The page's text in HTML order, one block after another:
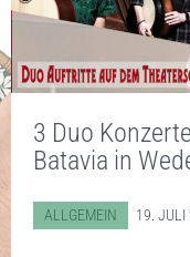
ZUBEHÖR
WORKSHOPS
STANDARD
EBENHOLZ
HOT RODS
TASCHEN
ZUBEHÖR
DVD
CD/DVD
DISKOGRAFIE
VIDEOS
KONTAKT
SONSTIGES
DIGITAL WORKSHOPS
3 Duo
Batavia in
ABGELEGT IN:
ALLGEMEIN 19. JULI